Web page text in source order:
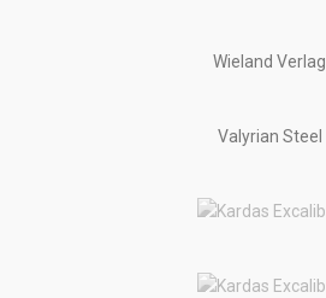
Wieland Verlag
Valyrian Steel